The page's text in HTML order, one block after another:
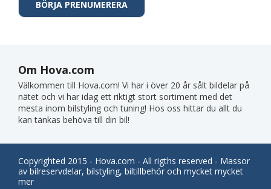
Om Hova.com
Välkommen till Hova.com! Vi har i över 20 år sålt bildelar på
nätet och vi har idag ett riktigt stort sortiment med det
mesta inom bilstyling och tuning! Hos oss hittar du allt du
kan tänkas behöva till din bil!
Copyrighted 2015 - Hova.com - All rigths reserved - Massor
av bilreservdelar, bilstyling, biltillbehör och mycket mycket
mer